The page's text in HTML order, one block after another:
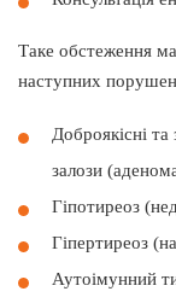
Таке обстеження
наступних
Доброякісні
залози
Гіпотиреоз
Гіпертиреоз
Аутоімунний